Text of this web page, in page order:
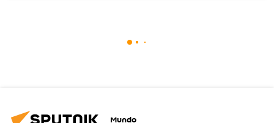
Mundo